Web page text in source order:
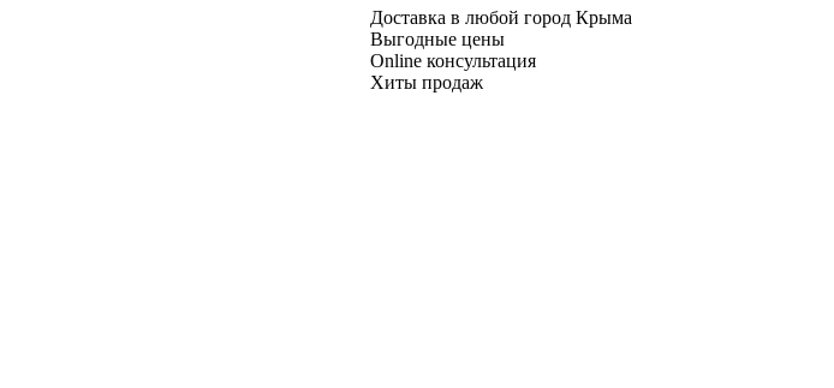
Доставка в любой город Крыма
Выгодные цены
Online консультация
Хиты продаж